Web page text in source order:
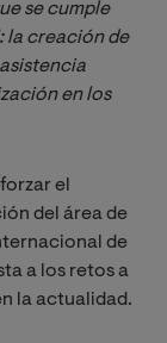
se cumple
la creación de
en los
el
del área de
de
a los retos a
la actualidad.